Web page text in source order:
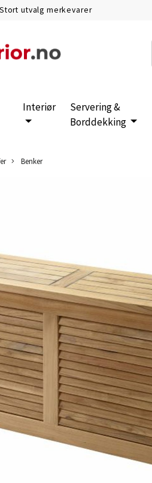
Stort utvalg merkevarer
Interiør
Servering &
Borddekking
Benker